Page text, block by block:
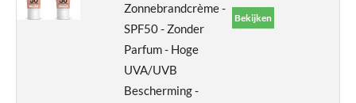
Zonnebrandcrème -
SPF50 - Zonder
Parfum - Hoge
UVA/UVB
Bescherming -
Bekijken